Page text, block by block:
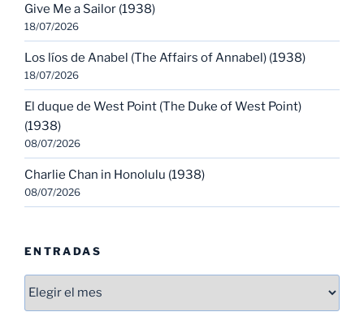
Give Me a Sailor (1938)
18/07/2026
Los líos de Anabel (The Affairs of Annabel) (1938)
18/07/2026
El duque de West Point (The Duke of West Point)
(1938)
08/07/2026
Charlie Chan in Honolulu (1938)
08/07/2026
ENTRADAS
Entradas